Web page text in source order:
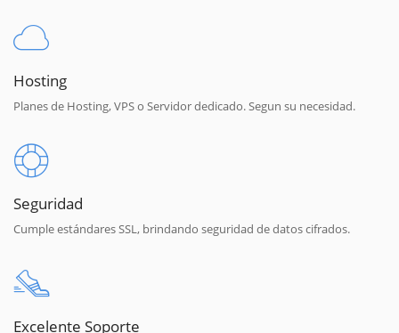
Hosting
Planes de Hosting, VPS o Servidor dedicado. Segun su necesidad.
Seguridad
Cumple estándares SSL, brindando seguridad de datos cifrados.
Excelente Soporte